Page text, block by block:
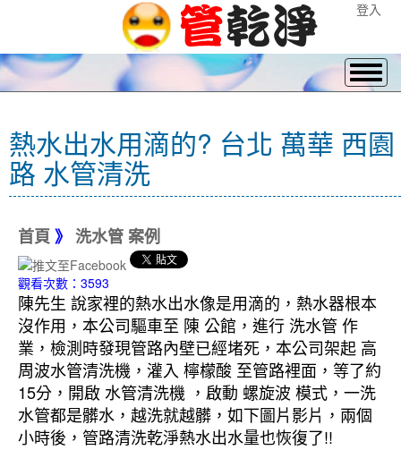
登入
熱水出水用滴的? 台北 萬華 西園
路 水管清洗
首頁 》 洗水管 案例
觀看次數：3593
陳先生 說家裡的熱水出水像是用滴的，熱水器根本
沒作用，本公司驅車至 陳 公館，進行 洗水管 作
業，檢測時發現管路內壁已經堵死，本公司架起 高
周波水管清洗機，灌入 檸檬酸 至管路裡面，等了約
15分，開啟 水管清洗機 ，啟動 螺旋波 模式，一洗
水管都是髒水，越洗就越髒，如下圖片影片，兩個
小時後，管路清洗乾淨熱水出水量也恢復了!!